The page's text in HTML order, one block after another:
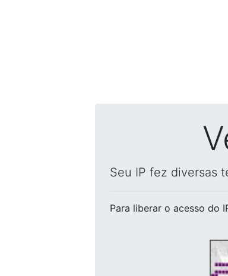
Seu IP fez diversas
Para liberar o acesso do